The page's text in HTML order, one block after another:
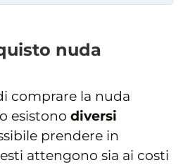
nuda
comprare la nuda
esistono diversi
prendere in
attengono sia ai costi